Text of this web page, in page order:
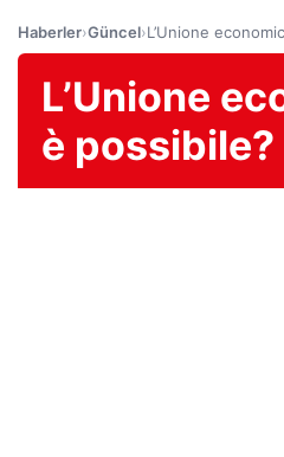
Haberler›Güncel›L’Unione
L’Unione
è possibile?